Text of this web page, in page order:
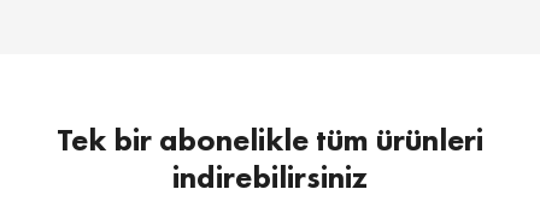
Tek bir abonelikle tüm ürünleri
indirebilirsiniz